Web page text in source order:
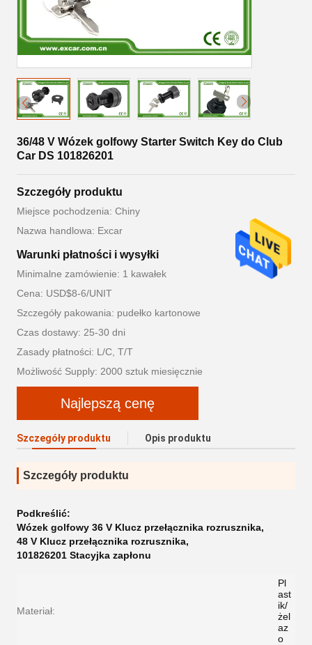
36/48 V Wózek golfowy Starter Switch Key do Club
Car DS 101826201
Szczegóły produktu
Miejsce pochodzenia: Chiny
Nazwa handlowa: Excar
Warunki płatności i wysyłki
Minimalne zamówienie: 1 kawałek
Cena: USD$8-6/UNIT
Szczegóły pakowania: pudełko kartonowe
Czas dostawy: 25-30 dni
Zasady płatności: L/C, T/T
Możliwość Supply: 2000 sztuk miesięcznie
Najlepszą cenę
Szczegóły produktu Opis produktu
Szczegóły produktu
Podkreślić:
Wózek golfowy 36 V Klucz przełącznika rozrusznika,
48 V Klucz przełącznika rozrusznika,
101826201 Stacyjka zapłonu
Materiał:
Pl
ast
ik/
żel
az
o